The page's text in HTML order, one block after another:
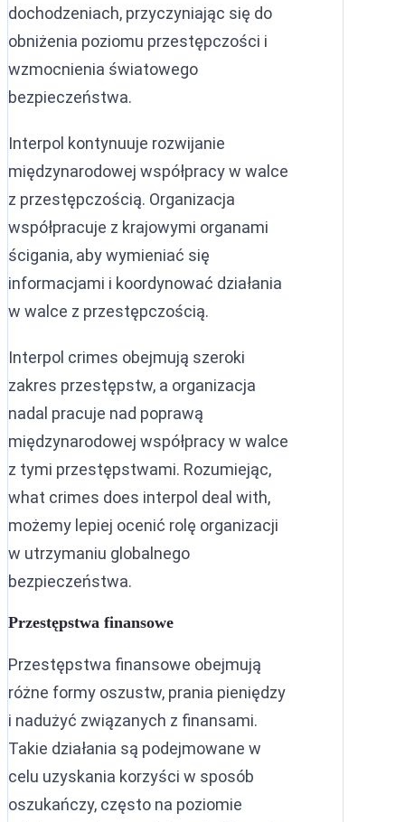
dochodzeniach, przyczyniając się do
obniżenia poziomu przestępczości i
wzmocnienia światowego
bezpieczeństwa.
Interpol kontynuuje rozwijanie
międzynarodowej współpracy w walce
z przestępczością. Organizacja
współpracuje z krajowymi organami
ścigania, aby wymieniać się
informacjami i koordynować działania
w walce z przestępczością.
Interpol crimes obejmują szeroki
zakres przestępstw, a organizacja
nadal pracuje nad poprawą
międzynarodowej współpracy w walce
z tymi przestępstwami. Rozumiejąc,
what crimes does interpol deal with,
możemy lepiej ocenić rolę organizacji
w utrzymaniu globalnego
bezpieczeństwa.
Przestępstwa finansowe
Przestępstwa finansowe obejmują
różne formy oszustw, prania pieniędzy
i nadużyć związanych z finansami.
Takie działania są podejmowane w
celu uzyskania korzyści w sposób
oszukańczy, często na poziomie